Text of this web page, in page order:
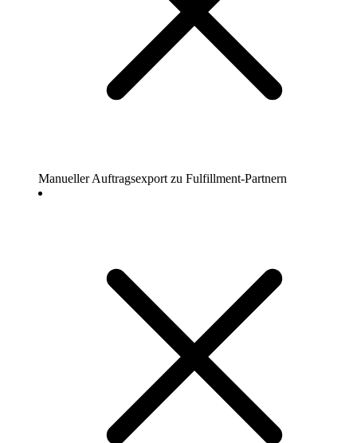
Manueller Auftragsexport zu Fulfillment-Partnern